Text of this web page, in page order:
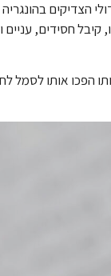
קיבל חסידים,
הפכו אותו